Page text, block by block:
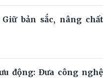
bản sắc, nâng chất
động: Đưa công nghệ